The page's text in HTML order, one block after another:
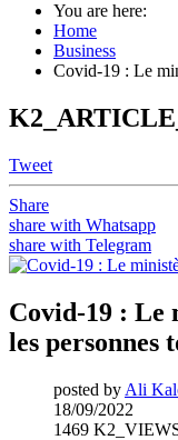
You are here:
Home
Business
Covid-19 : Le
Tweet
Share
share with Whatsapp
share with Telegram
Covid-19 : Le
les personnes
posted by Ali
18/09/2022
1469